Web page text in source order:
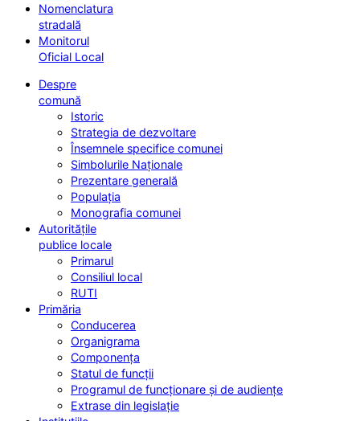
Nomenclatura
stradală
Monitorul
Oficial Local
Despre
comună
Istoric
Strategia de dezvoltare
Însemnele specifice comunei
Simbolurile Naționale
Prezentare generală
Populația
Monografia comunei
Autoritățile
publice locale
Primarul
Consiliul local
RUTI
Primăria
Conducerea
Organigrama
Componența
Statul de funcții
Programul de funcționare și de audiențe
Extrase din legislație